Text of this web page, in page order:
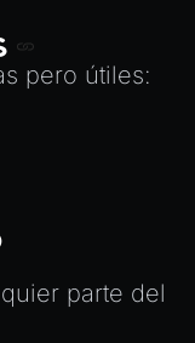
pero útiles:
parte del